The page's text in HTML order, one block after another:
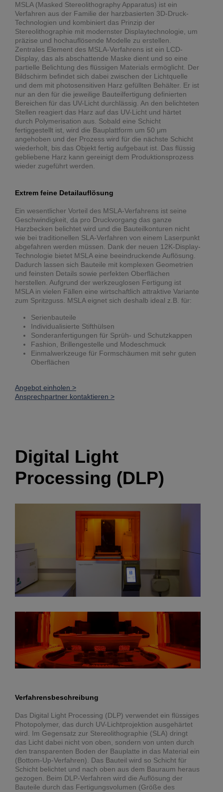
MSLA (Masked Stereolithography Apparatus) ist ein
Verfahren aus der Familie der harzbasierten 3D-Druck-
Technologien und kombiniert das Prinzip der
Stereolithographie mit modernster Displaytechnologie, um
präzise und hochauflösende Modelle zu erstellen.
Zentrales Element des MSLA-Verfahrens ist ein LCD-
Display, das als abschattende Maske dient und so eine
partielle Belichtung des flüssigen Materials ermöglicht. Der
Bildschirm befindet sich dabei zwischen der Lichtquelle
und dem mit photosensitiven Harz gefüllten Behälter. Er ist
nur an den für die jeweilige Bauteilfertigung definierten
Bereichen für das UV-Licht durchlässig. An den belichteten
Stellen reagiert das Harz auf das UV-Licht und härtet
durch Polymerisation aus. Sobald eine Schicht
fertiggestellt ist, wird die Bauplattform um 50 μm
angehoben und der Prozess wird für die nächste Schicht
wiederholt, bis das Objekt fertig aufgebaut ist. Das flüssig
gebliebene Harz kann gereinigt dem Produktionsprozess
wieder zugeführt werden.
Extrem feine Detailauflösung
Ein wesentlicher Vorteil des MSLA-Verfahrens ist seine
Geschwindigkeit, da pro Druckvorgang das ganze
Harzbecken belichtet wird und die Bauteilkonturen nicht
wie bei traditionellen SLA-Verfahren von einem Laserpunkt
abgefahren werden müssen. Dank der neuen 12K-Display-
Technologie bietet MSLA eine beeindruckende Auflösung.
Dadurch lassen sich Bauteile mit komplexen Geometrien
und feinsten Details sowie perfekten Oberflächen
herstellen. Aufgrund der werkzeuglosen Fertigung ist
MSLA in vielen Fällen eine wirtschaftlich attraktive Variante
zum Spritzguss. MSLA eignet sich deshalb ideal z.B. für:
Serienbauteile
Individualisierte Stifthülsen
Sonderanfertigungen für Sprüh- und Schutzkappen
Fashion, Brillengestelle und Modeschmuck
Einmalwerkzeuge für Formschäumen mit sehr guten
Oberflächen
Angebot einholen >
Ansprechpartner kontaktieren >
Digital Light
Processing (DLP)
Verfahrensbeschreibung
Das Digital Light Processing (DLP) verwendet ein flüssiges
Photopolymer, das durch UV-Lichtprojektion ausgehärtet
wird. Im Gegensatz zur Stereolithographie (SLA) dringt
das Licht dabei nicht von oben, sondern von unten durch
den transparenten Boden der Bauplatte in das Material ein
(Bottom-Up-Verfahren). Das Bauteil wird so Schicht für
Schicht belichtet und nach oben aus dem Bauraum heraus
gezogen. Beim DLP-Verfahren wird die Auflösung der
Bauteile durch das Fertigungsvolumen (Größe des